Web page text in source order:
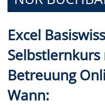
Excel
Betreuung
Wann: